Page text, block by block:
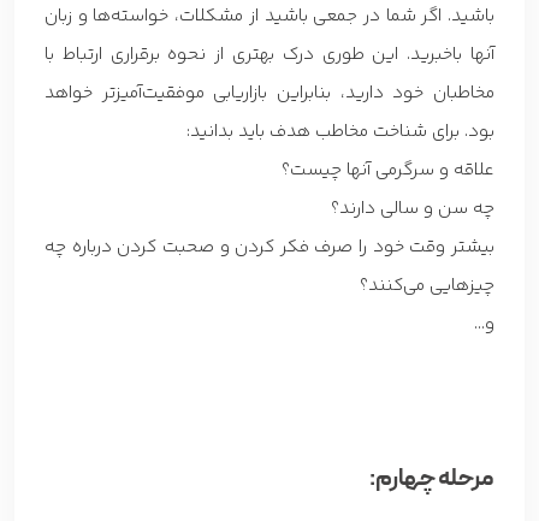
باشید. اگر شما در جمعی باشید از مشکلات، خواسته‌ها و زبان
آنها باخبرید. این طوری درک بهتری از نحوه برقراری ارتباط با
مخاطبان خود دارید، بنابراین بازاریابی موفقیت‌آمیزتر خواهد
بود. برای شناخت مخاطب هدف باید بدانید:
علاقه و سرگرمی آنها چیست؟
چه سن و سالی دارند؟
بیشتر وقت خود را صرف فکر کردن و صحبت کردن درباره چه
چیزهایی می‌کنند؟
و…
مرحله چهارم: